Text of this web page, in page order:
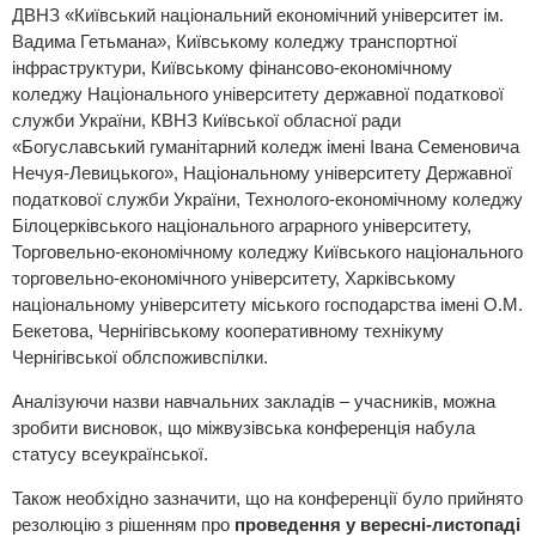
ДВНЗ «Київський національний економічний університет ім.
Вадима Гетьмана», Київському коледжу транспортної
інфраструктури, Київському фінансово-економічному
коледжу Національного університету державної податкової
служби України, КВНЗ Київської обласної ради
«Богуславський гуманітарний коледж імені Івана Семеновича
Нечуя-Левицького», Національному університету Державної
податкової служби України, Технолого-економічному коледжу
Білоцерківського національного аграрного університету,
Торговельно-економічному коледжу Київського національного
торговельно-економічного університету, Харківському
національному університету міського господарства імені О.М.
Бекетова, Чернігівському кооперативному технікуму
Чернігівської облспоживспілки.
Аналізуючи назви навчальних закладів – учасників, можна
зробити висновок, що міжвузівська конференція набула
статусу всеукраїнської.
Також необхідно зазначити, що на конференції було прийнято
резолюцію з рішенням про проведення у вересні-листопаді